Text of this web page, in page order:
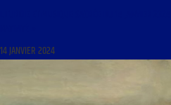
14 JANVIER 2024